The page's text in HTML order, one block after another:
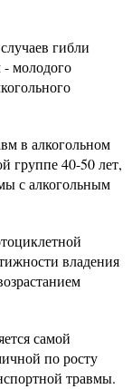
гибли
молодого
в алкогольном
группе 40-50 лет,
с алкогольным
владения
самой
по росту
травмы.